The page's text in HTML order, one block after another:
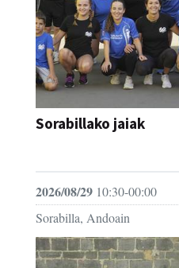
Sorabillako jaiak
2026/08/29 10:30-00:00
Sorabilla, Andoain